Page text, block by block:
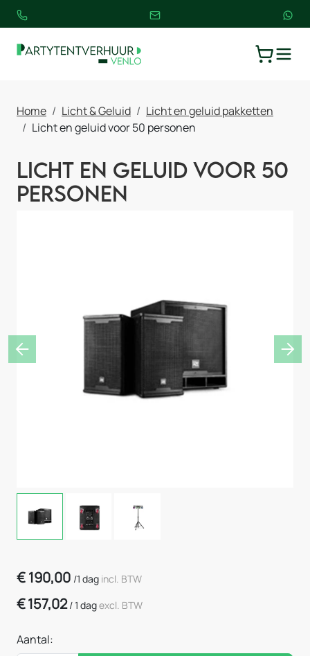
Home Licht & Geluid
Licht en geluid pakketten
Licht en geluid voor 50 personen
Licht en geluid voor 50
personen
€190,00 /1 dag incl. BTW
€157,02 /1 dagexcl. BTW
Aantal:
Previous Next